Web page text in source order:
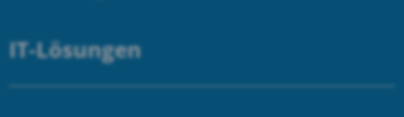
IT-Lösungen